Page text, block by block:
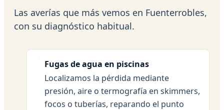
Las averías que más vemos en Fuenterrobles,
con su diagnóstico habitual.
Fugas de agua en piscinas
Localizamos la pérdida mediante
presión, aire o termografía en skimmers,
focos o tuberías, reparando el punto